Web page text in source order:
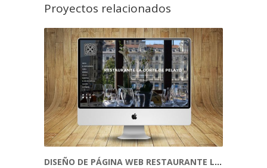
Proyectos relacionados
DISEÑO DE PÁGINA WEB RESTAURANTE LA CORTE DE PELAYO